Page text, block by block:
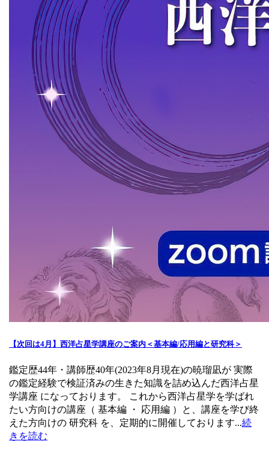
【次回は4月】西洋占星学講座のご案内＜基本編/応用編と研究科＞
鑑定歴44年・講師歴40年(2023年8月現在)の暁瑠凪が 実際
の鑑定経験で検証済みの生きた知識を詰め込んだ西洋占星
学講座 になっております。 これから西洋占星学を学ばれ
たい方向けの講座（ 基本編 ・ 応用編 ）と、講座を学び終
えた方向けの 研究科 を、定期的に開催しております...続
きを読む